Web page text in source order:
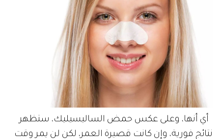
أي أنها، وعلى عكس حمض الساليسيليك، ستظهر
نتائج فورية، وإن كانت قصيرة العمر، لكن لن يمر وقت